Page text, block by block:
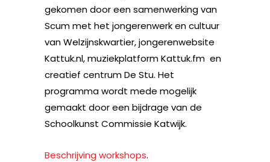
gekomen door een samenwerking van
Scum met het jongerenwerk en cultuur
van Welzijnskwartier, jongerenwebsite
Kattuk.nl, muziekplatform Kattuk.fm en
creatief centrum De Stu. Het
programma wordt mede mogelijk
gemaakt door een bijdrage van de
Schoolkunst Commissie Katwijk.
Beschrijving workshops.